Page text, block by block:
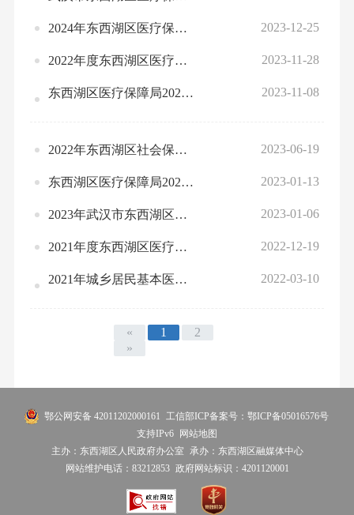
2024年东西湖区医疗保险基金收支总表（预算） 2023-12-25
2022年度东西湖区医疗保障局部门决算公开 2023-11-28
东西湖区医疗保障局2022年绩效评价整改报告书 2023-11-08
2022年东西湖区社会保险基金收支决算总表 2023-06-19
东西湖区医疗保障局2023年部门预算公开 2023-01-13
2023年武汉市东西湖区医疗保险基金预算编制说明 2023-01-06
2021年度东西湖区医疗保障局部门决算 2022-12-19
2021年城乡居民基本医疗保险基金收支表 2022-03-10
« 1
2
»
鄂公网安备 42011202000161
工信部ICP备案号：鄂ICP备05016576号
支持IPv6 网站地图
主办：东西湖区人民政府办公室
承办：东西湖区融媒体中心
网站维护电话：83212853 政府网站标识：4201120001